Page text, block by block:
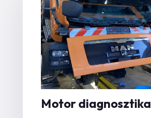
Motor diagnosztika